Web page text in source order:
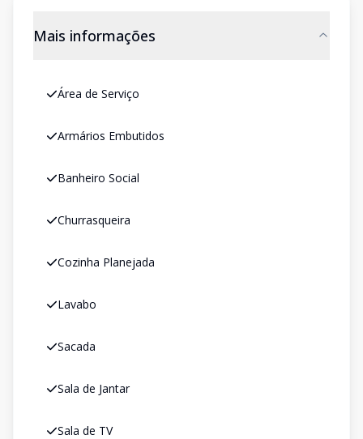
Mais informações
Área de Serviço
Armários Embutidos
Banheiro Social
Churrasqueira
Cozinha Planejada
Lavabo
Sacada
Sala de Jantar
Sala de TV